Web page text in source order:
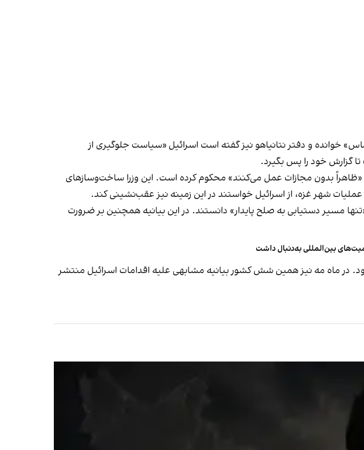
خوانده و دفتر نتانیاهو نیز گفته است اسرائیل «سیاست جلوگیری از
گزارش خود را پس بگیرد.
«ظاهراً بدون مجازات عمل می‌کنند» محکوم کرده است. این وزرا ساخت‌وسازهای
شهر غزه، از اسرائیل خواستند در این زمینه نیز عقب‌نشینی کند.
مسیر دستیابی به صلح پایدار» دانستند. در این بیانیه همچنین بر ضرورت
بین‌المللی به‌دنبال داشت
در ماه مه نیز همین شش کشور بیانیه مشابهی علیه اقدامات اسرائیل منتشر